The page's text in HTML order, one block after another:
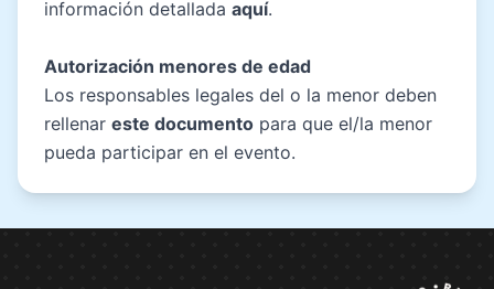
información detallada aquí.
Autorización menores de edad
Los responsables legales del o la menor deben
rellenar este documento para que el/la menor
pueda participar en el evento.